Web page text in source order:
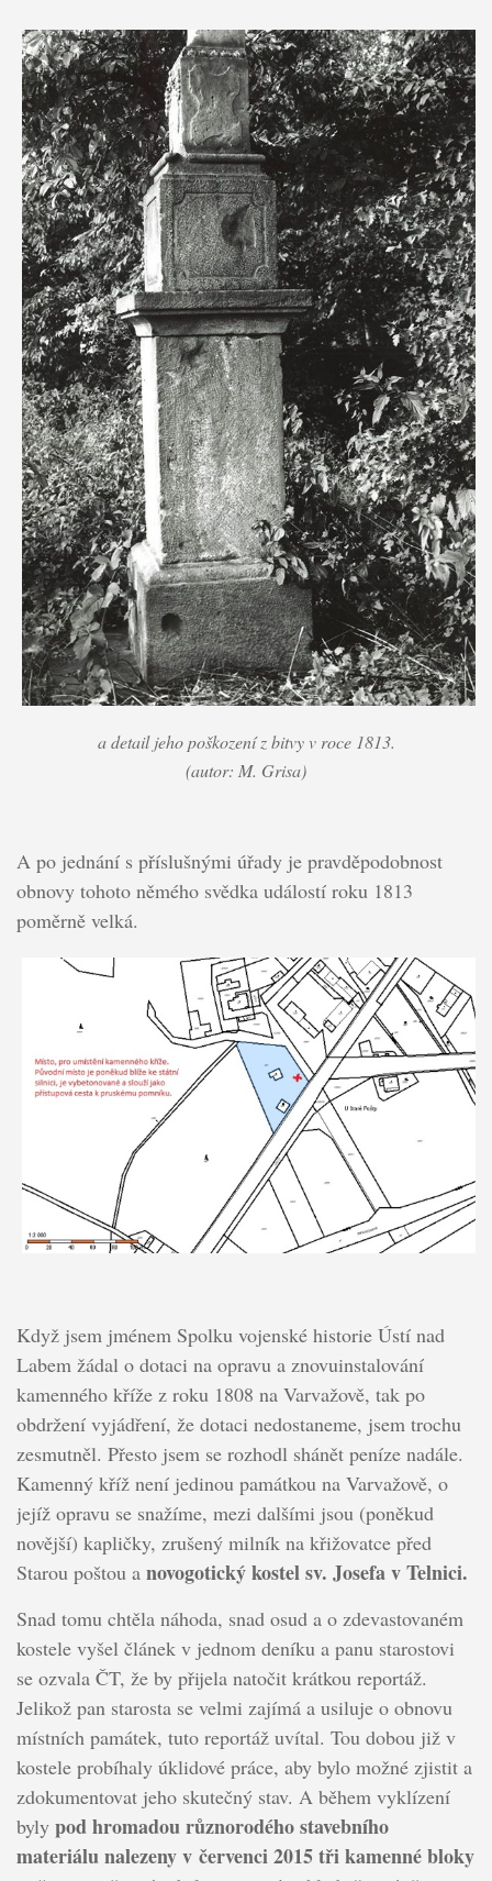
a detail jeho poškození z bitvy v roce 1813.
(autor: M. Grisa)
A po jednání s příslušnými úřady je pravděpodobnost
obnovy tohoto němého svědka událostí roku 1813
poměrně velká.
Když jsem jménem Spolku vojenské historie Ústí nad
Labem žádal o dotaci na opravu a znovuinstalování
kamenného kříže z roku 1808 na Varvažově, tak po
obdržení vyjádření, že dotaci nedostaneme, jsem trochu
zesmutněl. Přesto jsem se rozhodl shánět peníze nadále.
Kamenný kříž není jedinou památkou na Varvažově, o
jejíž opravu se snažíme, mezi dalšími jsou (poněkud
novější) kapličky, zrušený milník na křižovatce před
Starou poštou a novogotický kostel sv. Josefa v Telnici.
Snad tomu chtěla náhoda, snad osud a o zdevastovaném
kostele vyšel článek v jednom deníku a panu starostovi
se ozvala ČT, že by přijela natočit krátkou reportáž.
Jelikož pan starosta se velmi zajímá a usiluje o obnovu
místních památek, tuto reportáž uvítal. Tou dobou již v
kostele probíhaly úklidové práce, aby bylo možné zjistit a
zdokumentovat jeho skutečný stav. A během vyklízení
byly pod hromadou různorodého stavebního
materiálu nalezeny v červenci 2015 tři kamenné bloky